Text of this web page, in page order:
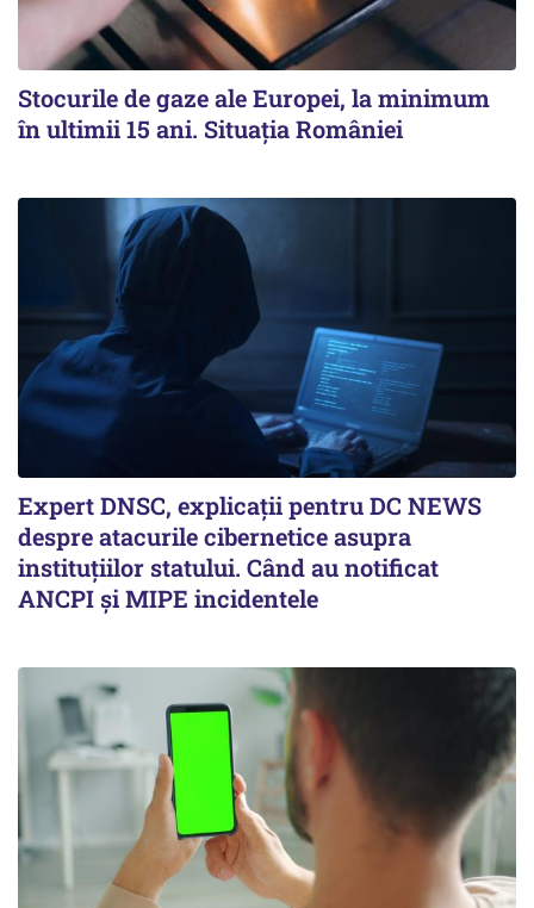
Stocurile de gaze ale Europei, la minimum
în ultimii 15 ani. Situația României
Expert DNSC, explicații pentru DC NEWS
despre atacurile cibernetice asupra
instituțiilor statului. Când au notificat
ANCPI și MIPE incidentele